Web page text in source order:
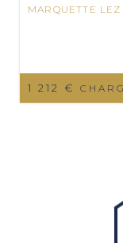
MARQUETTE
1 212 €